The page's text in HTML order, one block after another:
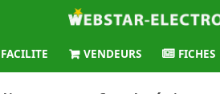
FACILITE VENDEURS FICHES